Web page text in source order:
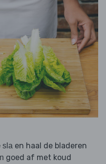
sla en haal de bladeren
goed af met koud